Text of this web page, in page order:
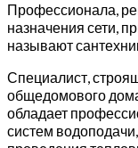
Профессионала,
назначения сети,
называют
Специалист,
общедомового
обладает
систем